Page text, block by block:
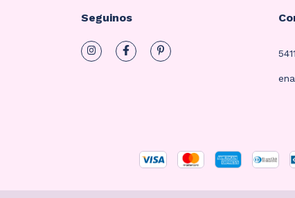
Seguinos